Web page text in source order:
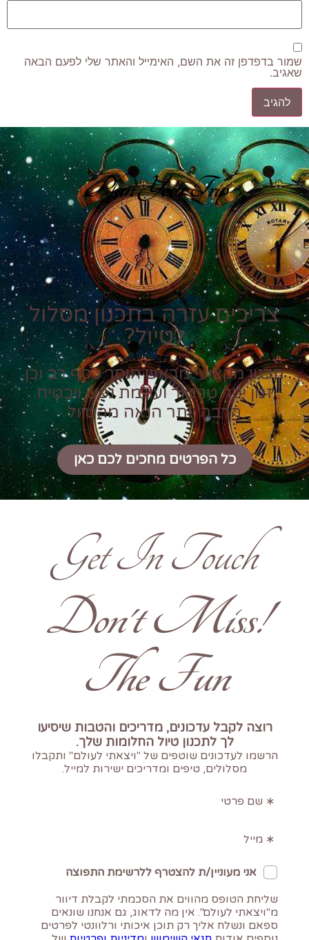
שמור בדפדפן זה את השם, האימייל והאתר שלי לפעם הבאה
שאגיב.
Plan Your Trip
צריכים עזרה בתכנון מסלול
לטיול?
תכנון מקצועי מראש חוסך כסף רב וכן
זמן יקר טרטור ועוגמת נפש ויבטיח
הרבה יותר הנאה מהטיול
כל הפרטים מחכים לכם כאן
Get In Touch
!Don't Miss
The Fun